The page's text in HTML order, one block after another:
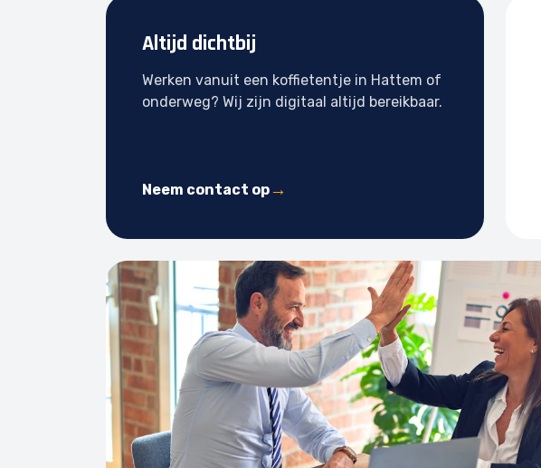
Altijd dichtbij
Werken vanuit een koffietentje in Hattem of
onderweg? Wij zijn digitaal altijd bereikbaar.
Neem contact op